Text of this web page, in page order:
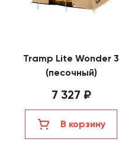
Tramp Lite Wonder 3
(песочный)
7 327 ₽
В корзину